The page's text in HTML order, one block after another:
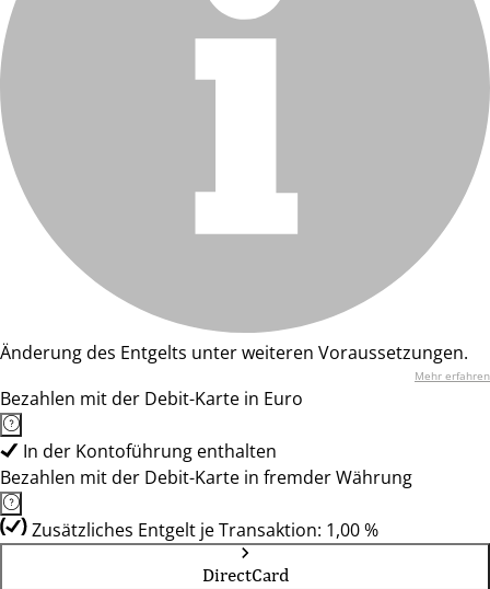
Änderung des Entgelts unter weiteren Voraussetzungen.
Mehr erfahren
Bezahlen mit der Debit-Karte in Euro
In der Kontoführung enthalten
Bezahlen mit der Debit-Karte in fremder Währung
Zusätzliches Entgelt je Transaktion: 1,00 %
DirectCard